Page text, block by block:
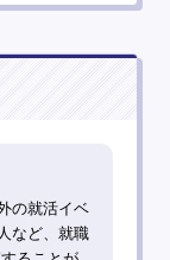
の就活イベ
など、就職